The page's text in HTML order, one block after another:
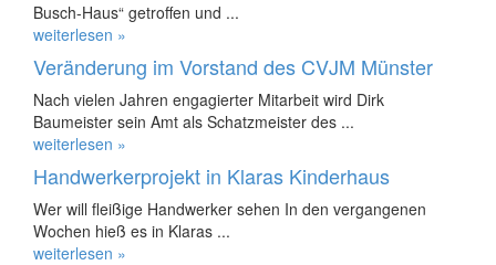
Busch-Haus“ getroffen und ...
weiterlesen »
Veränderung im Vorstand des CVJM Münster
Nach vielen Jahren engagierter Mitarbeit wird Dirk
Baumeister sein Amt als Schatzmeister des ...
weiterlesen »
Handwerkerprojekt in Klaras Kinderhaus
Wer will fleißige Handwerker sehen In den vergangenen
Wochen hieß es in Klaras ...
weiterlesen »